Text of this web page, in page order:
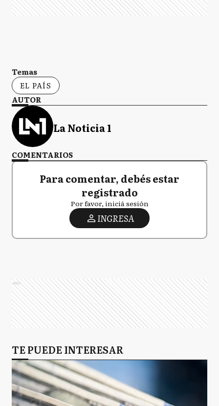
Temas
EL PAÍS
AUTOR
La Noticia 1
COMENTARIOS
Para comentar, debés estar
registrado
Por favor, iniciá sesión
INGRESA
Ads
TE PUEDE INTERESAR